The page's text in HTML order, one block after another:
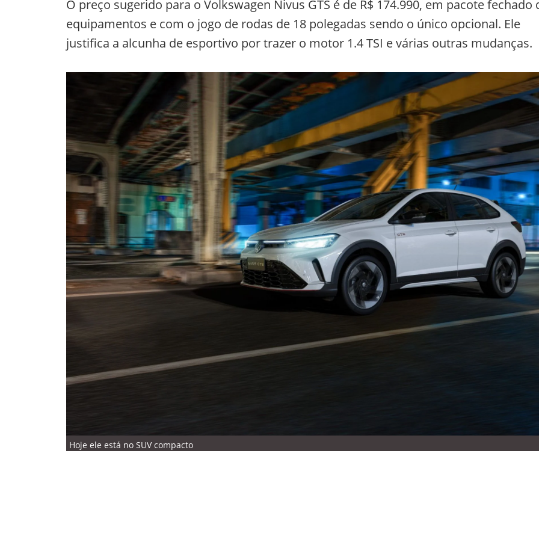
O preço sugerido para o Volkswagen Nivus GTS é de R$ 174.990, em pacote fechado
equipamentos e com o jogo de rodas de 18 polegadas sendo o único opcional. Ele
justifica a alcunha de esportivo por trazer o motor 1.4 TSI e várias outras mudanças.
Hoje ele está no SUV compacto